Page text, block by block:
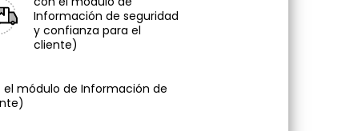
Información de seguridad
y confianza para el
cliente)
módulo de Información de